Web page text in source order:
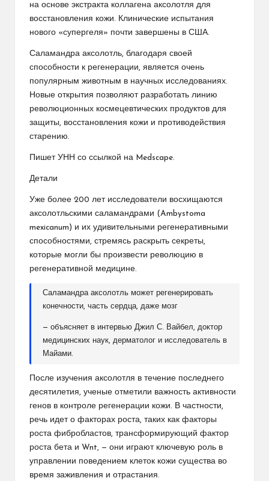
на основе экстракта коллагена аксолотля для
восстановления кожи. Клинические испытания
нового «супергеля» почти завершены в США.
Саламандра аксолотль, благодаря своей
способности к регенерации, является очень
популярным животным в научных исследованиях.
Новые открытия позволяют разработать линию
революционных космецевтических продуктов для
защиты, восстановления кожи и противодействия
старению.
Пишет УНН со ссылкой на Medscape.
Детали
Уже более 200 лет исследователи восхищаются
аксолотльскими саламандрами (Ambystoma
mexicanum) и их удивительными регенеративными
способностями, стремясь раскрыть секреты,
которые могли бы произвести революцию в
регенеративной медицине.
Саламандра аксолотль может регенерировать
конечности, часть сердца, даже мозг
— объясняет в интервью Джил С. Вайбел, доктор
медицинских наук, дерматолог и исследователь в
Майами.
После изучения аксолотля в течение последнего
десятилетия, ученые отметили важность активности
генов в контроле регенерации кожи. В частности,
речь идет о факторах роста, таких как факторы
роста фибробластов, трансформирующий фактор
роста бета и Wnt, — они играют ключевую роль в
управлении поведением клеток кожи существа во
время заживления и отрастания.